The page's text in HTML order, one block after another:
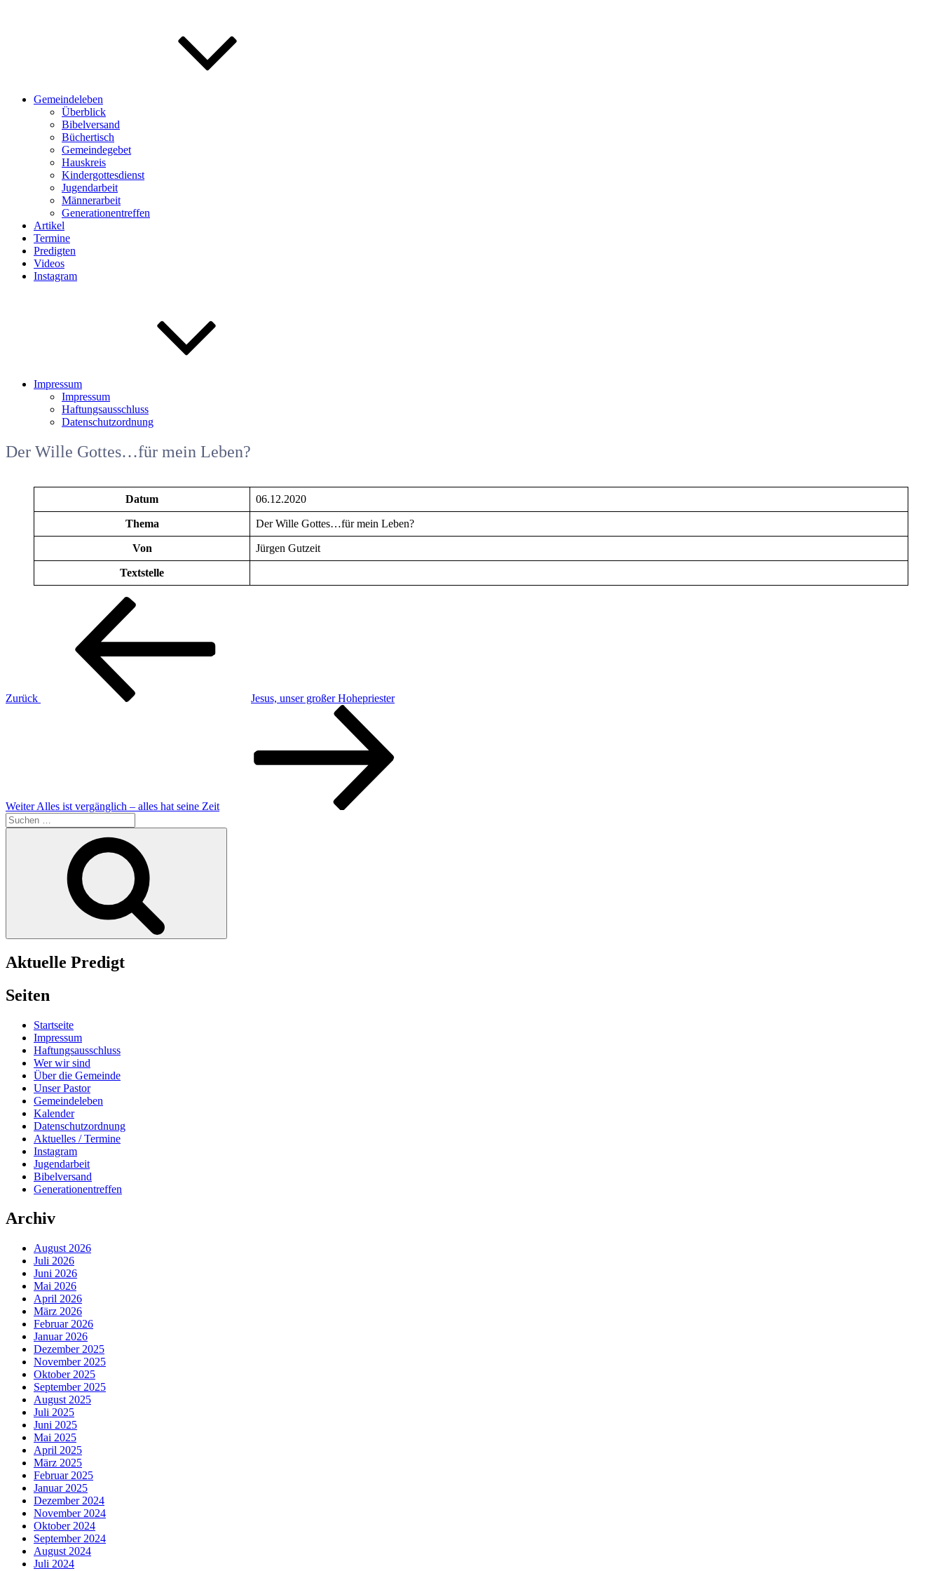
Gemeindeleben
Überblick
Bibelversand
Büchertisch
Gemeindegebet
Hauskreis
Kindergottesdienst
Jugendarbeit
Männerarbeit
Generationentreffen
Artikel
Termine
Predigten
Videos
Instagram
Impressum
Impressum
Haftungsausschluss
Datenschutzordnung
Der Wille Gottes…für mein Leben?
Datum 06.12.2020
Thema Der Wille Gottes…für mein Leben?
Von Jürgen Gutzeit
Textstelle
Beitragsnavigation
Zurück
Jesus, unser großer Hohepriester
Weiter Alles ist vergänglich – alles hat seine Zeit
Suchen
nach:
Aktuelle Predigt
Seiten
Startseite
Impressum
Haftungsausschluss
Wer wir sind
Über die Gemeinde
Unser Pastor
Gemeindeleben
Kalender
Datenschutzordnung
Aktuelles / Termine
Instagram
Jugendarbeit
Bibelversand
Generationentreffen
Archiv
August 2026
Juli 2026
Juni 2026
Mai 2026
April 2026
März 2026
Februar 2026
Januar 2026
Dezember 2025
November 2025
Oktober 2025
September 2025
August 2025
Juli 2025
Juni 2025
Mai 2025
April 2025
März 2025
Februar 2025
Januar 2025
Dezember 2024
November 2024
Oktober 2024
September 2024
August 2024
Juli 2024